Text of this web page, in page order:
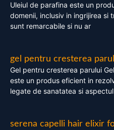
Uleiul de parafina este un
domenii, inclusiv in ingrijirea si
sunt remarcabile si nu ar
gel pentru cresterea
Gel pentru cresterea parului
este un produs eficient in
legate de sanatatea si
serena capelli hair elixir